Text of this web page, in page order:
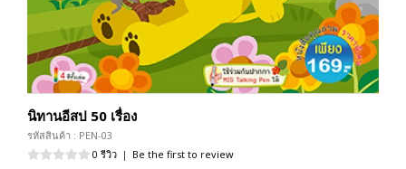
นิทานอีสป 50 เรื่อง
รหัสสินค้า : PEN-03
0 รีวิว | Be the first to review